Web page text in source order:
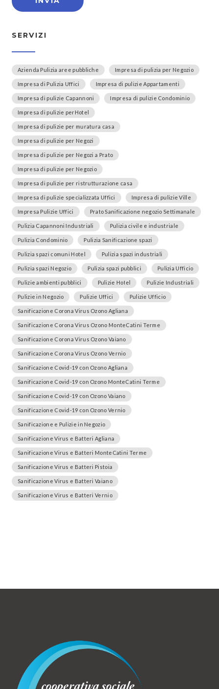
SERVIZI
Azienda Pulizia aree pubbliche Impresa di pulizia per Negozio
Impresa di Pulizia Uffici Impresa di pulizie Appartamenti
Impresa di pulizie Capannoni Impresa di pulizie Condominio
Impresa di pulizie perHotel
Impresa di pulizie per muratura casa
Impresa di pulizie per Negozi
Impresa di pulizie per Negozi a Prato
Impresa di pulizie per Negozio
Impresa di pulizie per ristrutturazione casa
Impresa di pulizie specializzata Uffici Impresa di pulizie Ville
Impresa Pulizie Uffici Prato Sanificazione negozio Settimanale
Pulizia Capannoni Industriali Pulizia civile e industriale
Pulizia Condominio Pulizia Sanificazione spazi
Pulizia spazi comuni Hotel Pulizia spazi industriali
Pulizia spazi Negozio Pulizia spazi pubblici Pulizia Ufficio
Pulizie ambienti pubblici Pulizie Hotel Pulizie Industriali
Pulizie in Negozio Pulizie Uffici Pulizie Ufficio
Sanificazione Corona Virus Ozono Agliana
Sanificazione Corona Virus Ozono MonteCatini Terme
Sanificazione Corona Virus Ozono Vaiano
Sanificazione Corona Virus Ozono Vernio
Sanificazione Covid-19 con Ozono Agliana
Sanificazione Covid-19 con Ozono MonteCatini Terme
Sanificazione Covid-19 con Ozono Vaiano
Sanificazione Covid-19 con Ozono Vernio
Sanificazione e Pulizie in Negozio
Sanificazione Virus e Batteri Agliana
Sanificazione Virus e Batteri MonteCatini Terme
Sanificazione Virus e Batteri Pistoia
Sanificazione Virus e Batteri Vaiano
Sanificazione Virus e Batteri Vernio